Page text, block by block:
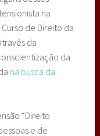
na
de Direito da
da
da
na busca da
“Direito
e de